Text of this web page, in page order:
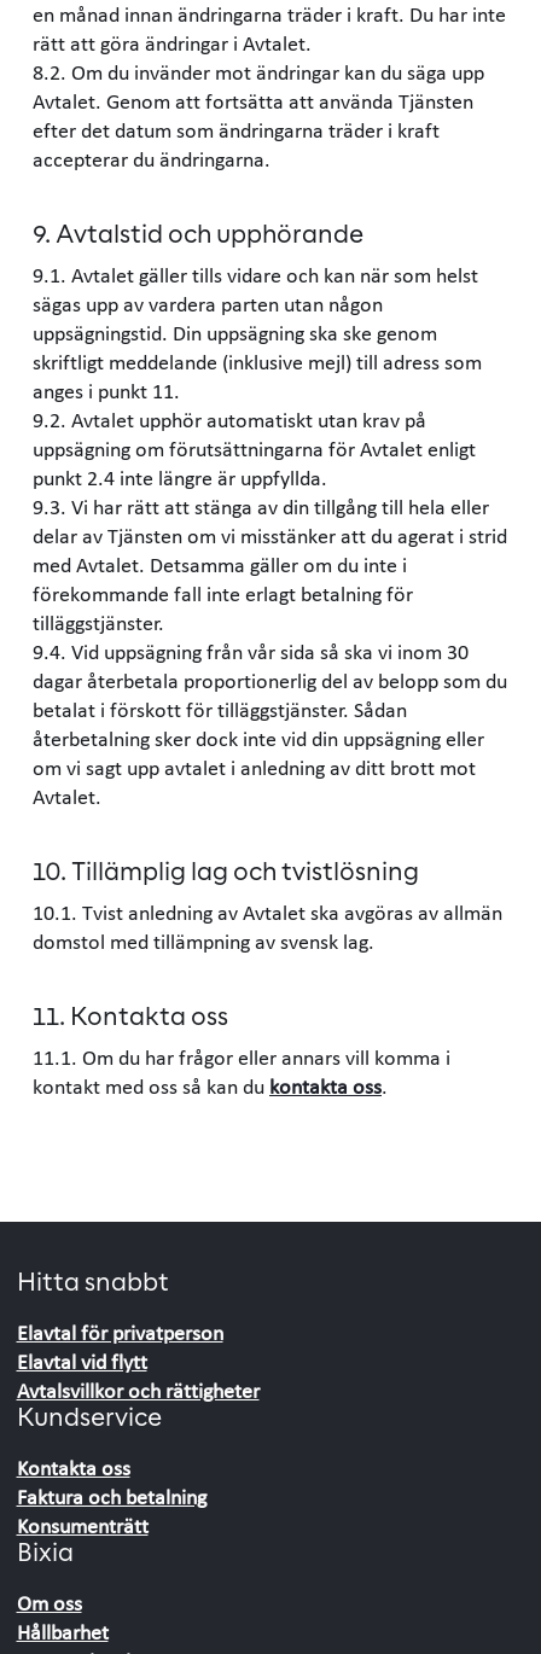
en månad innan ändringarna träder i kraft. Du har inte
rätt att göra ändringar i Avtalet.
8.2. Om du invänder mot ändringar kan du säga upp
Avtalet. Genom att fortsätta att använda Tjänsten
efter det datum som ändringarna träder i kraft
accepterar du ändringarna.
9. Avtalstid och upphörande
9.1. Avtalet gäller tills vidare och kan när som helst
sägas upp av vardera parten utan någon
uppsägningstid. Din uppsägning ska ske genom
skriftligt meddelande (inklusive mejl) till adress som
anges i punkt 11.
9.2. Avtalet upphör automatiskt utan krav på
uppsägning om förutsättningarna för Avtalet enligt
punkt 2.4 inte längre är uppfyllda.
9.3. Vi har rätt att stänga av din tillgång till hela eller
delar av Tjänsten om vi misstänker att du agerat i strid
med Avtalet. Detsamma gäller om du inte i
förekommande fall inte erlagt betalning för
tilläggstjänster.
9.4. Vid uppsägning från vår sida så ska vi inom 30
dagar återbetala proportionerlig del av belopp som du
betalat i förskott för tilläggstjänster. Sådan
återbetalning sker dock inte vid din uppsägning eller
om vi sagt upp avtalet i anledning av ditt brott mot
Avtalet.
10. Tillämplig lag och tvistlösning
10.1. Tvist anledning av Avtalet ska avgöras av allmän
domstol med tillämpning av svensk lag.
11. Kontakta oss
11.1. Om du har frågor eller annars vill komma i
kontakt med oss så kan du kontakta oss.
Hitta snabbt
Elavtal för privatperson
Elavtal vid flytt
Avtalsvillkor och rättigheter
Kundservice
Kontakta oss
Faktura och betalning
Konsumenträtt
Bixia
Om oss
Hållbarhet